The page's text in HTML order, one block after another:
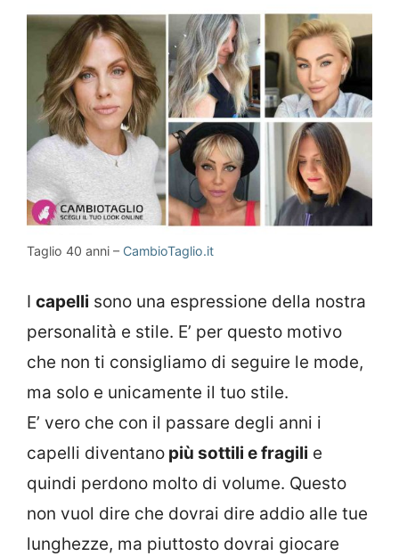
Taglio 40 anni – CambioTaglio.it
I capelli sono una espressione della nostra
personalità e stile. E’ per questo motivo
che non ti consigliamo di seguire le mode,
ma solo e unicamente il tuo stile.
E’ vero che con il passare degli anni i
capelli diventano più sottili e fragili e
quindi perdono molto di volume. Questo
non vuol dire che dovrai dire addio alle tue
lunghezze, ma piuttosto dovrai giocare